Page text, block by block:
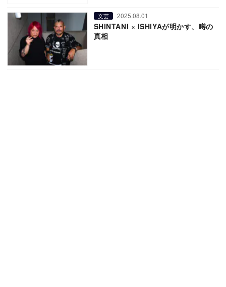
文芸 2025.08.01
SHINTANI × ISHIYAが明かす、噂の
真相